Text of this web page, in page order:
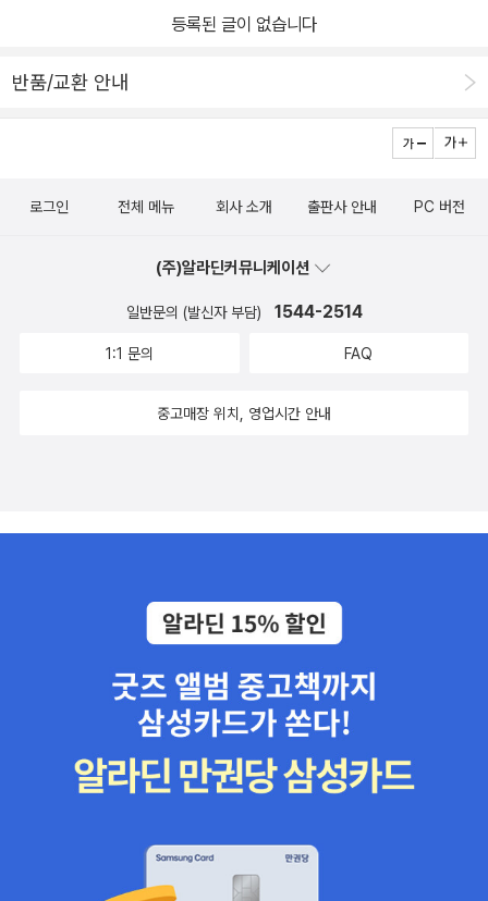
등록된 글이 없습니다
반품/교환 안내
로그인 전체 메뉴 회사 소개 출판사 안내 PC 버전
(주)알라딘커뮤니케이션
일반문의 (발신자 부담) 1544-2514
1:1 문의 FAQ
중고매장 위치, 영업시간 안내